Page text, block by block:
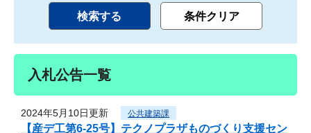
入札公告一覧
2024年5月10日更新 公共建築課
【産デ工第6-25号】テクノプラザものづくり支援セン